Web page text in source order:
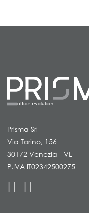
Prisma Srl
Via Torino, 156
30172 Venezia - VE
P.IVA IT02342500275